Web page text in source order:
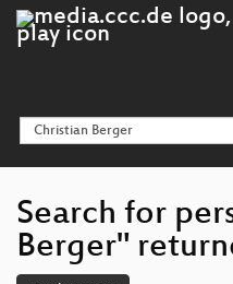
Search for
Berger"